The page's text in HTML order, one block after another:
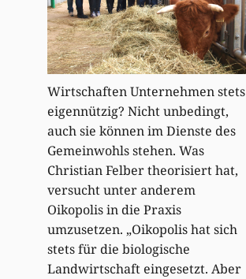
Wirtschaften Unternehmen stets
eigennützig? Nicht unbedingt,
auch sie können im Dienste des
Gemeinwohls stehen. Was
Christian Felber theorisiert hat,
versucht unter anderem
Oikopolis in die Praxis
umzusetzen. „Oikopolis hat sich
stets für die biologische
Landwirtschaft eingesetzt. Aber